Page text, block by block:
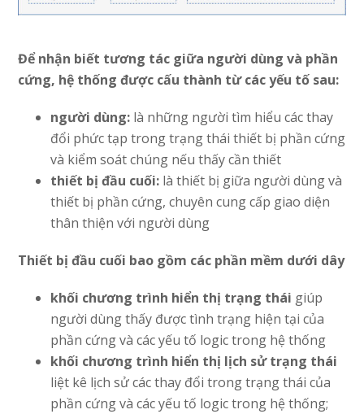
Để nhận biết tương tác giữa người dùng và phần
cứng, hệ thống được cấu thành từ các yếu tố sau:
người dùng: là những người tìm hiểu các thay
đổi phức tạp trong trạng thái thiết bị phần cứng
và kiểm soát chúng nếu thấy cần thiết
thiết bị đầu cuối: là thiết bị giữa người dùng và
thiết bị phần cứng, chuyên cung cấp giao diện
thân thiện với người dùng
Thiết bị đầu cuối bao gồm các phần mềm dưới dây
khối chương trình hiển thị trạng thái giúp
người dùng thấy được tình trạng hiện tại của
phần cứng và các yếu tố logic trong hệ thống
khối chương trình hiển thị lịch sử trạng thái
liệt kê lịch sử các thay đổi trong trạng thái của
phần cứng và các yếu tố logic trong hệ thống;